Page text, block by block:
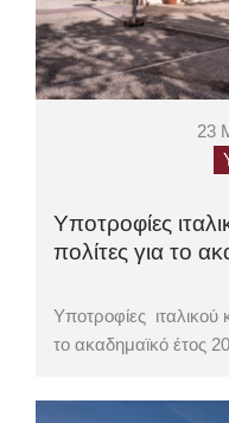
23
Υποτροφίες
πολίτες για το
Υποτροφίες ιταλικού
το ακαδημαϊκό έτος